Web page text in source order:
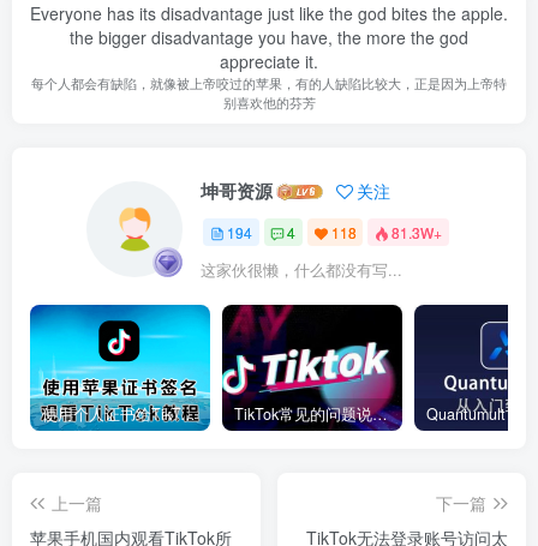
Everyone has its disadvantage just like the god bites the apple.
the bigger disadvantage you have, the more the god
appreciate it.
每个人都会有缺陷，就像被上帝咬过的苹果，有的人缺陷比较大，正是因为上帝特
别喜欢他的芬芳
坤哥资源 关注
194 4 118 81.3W+
这家伙很懒，什么都没有写...
使用个人证书给TikTok签名安装(视频) TikTok常见的问题说明和解决方法
上一篇
苹果手机国内观看TikTok所
下一篇
TikTok无法登录账号访问太